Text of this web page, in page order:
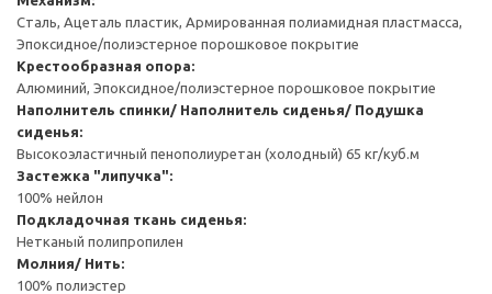
Сталь, Ацеталь пластик, Армированная полиамидная пластмасса,
Эпоксидное/полиэстерное порошковое покрытие
Крестообразная опора:
Алюминий, Эпоксидное/полиэстерное порошковое покрытие
Наполнитель спинки/ Наполнитель сиденья/ Подушка
сиденья:
Высокоэластичный пенополиуретан (холодный) 65 кг/куб.м
Застежка "липучка":
100% нейлон
Подкладочная ткань сиденья:
Нетканый полипропилен
Молния/ Нить:
100% полиэстер